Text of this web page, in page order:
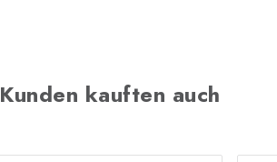
Kunden kauften auch